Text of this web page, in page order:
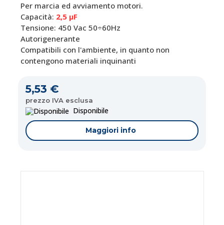
Per marcia ed avviamento motori.
Capacità: 2,5 μF
Tensione: 450 Vac 50÷60Hz
Autorigenerante
Compatibili con l'ambiente, in quanto non
contengono materiali inquinanti
5,53 €
prezzo IVA esclusa
Disponibile
Maggiori info